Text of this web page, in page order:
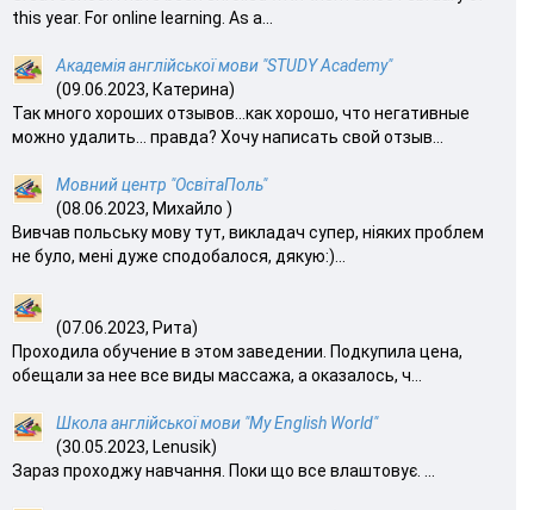
this year. For online learning. As a...
Академія англійської мови "STUDY Academy"
(09.06.2023, Катерина)
Так много хороших отзывов…как хорошо, что негативные
можно удалить… правда? Хочу написать свой отзыв...
Мовний центр "ОсвітаПоль"
(08.06.2023, Михайло )
Вивчав польську мову тут, викладач супер, ніяких проблем
не було, мені дуже сподобалося, дякую:)...
(07.06.2023, Рита)
Проходила обучение в этом заведении. Подкупила цена,
обещали за нее все виды массажа, а оказалось, ч...
Школа англійської мови "My English World"
(30.05.2023, Lenusik)
Зараз проходжу навчання. Поки що все влаштовує. ...